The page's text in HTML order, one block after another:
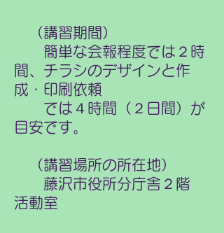
（講習期間）
簡単な会報程度では２時
間、チラシのデザインと作
成・印刷依頼
では４時間（２日間）が
目安です。
（講習場所の所在地）
藤沢市役所分庁舎２階
活動室